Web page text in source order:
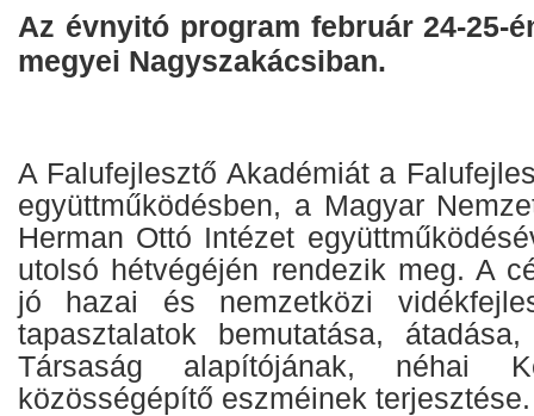
Az évnyitó program február 24-25-
megyei Nagyszakácsiban.
A Falufejlesztő Akadémiát a
együttműködésben, a Magyar
Herman Ottó Intézet
utolsó hétvégéjén rendezik meg. A
jó hazai és nemzetközi
tapasztalatok bemutatása,
Társaság alapítójának, néhai
közösségépítő eszméinek terjesztése.